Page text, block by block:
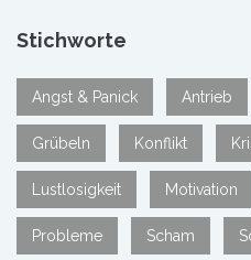
Stichworte
Angst & Panick Antrieb
Grübeln Konflikt
Lustlosigkeit Motivation
Probleme Scham